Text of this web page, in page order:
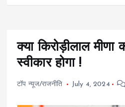
क्या किरोड़ीलाल मीणा
स्वीकार होगा !
टॉप न्यूज/राजनीति July 4, 2024